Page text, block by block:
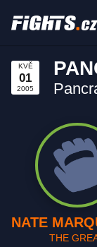
KVĚ
01
2005
NATE
THE